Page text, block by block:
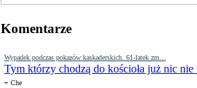
Komentarze
Wypadek podczas pokazów kaskaderskich. 61-latek zm...
Tym którzy chodzą do kościoła już nic nie
- Che